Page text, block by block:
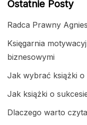
Ostatnie Posty
Radca Prawny
Księgarnia
biznesowymi
Jak wybrać książki o
Jak książki o
Dlaczego warto